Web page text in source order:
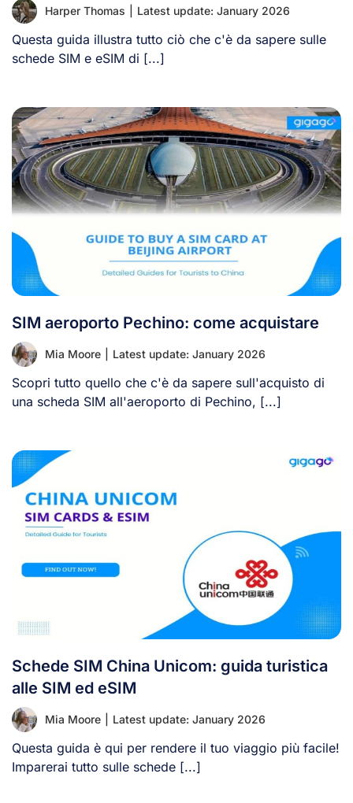
Harper Thomas Latest update: January 2026
Questa guida illustra tutto ciò che c'è da sapere sulle
schede SIM e eSIM di [...]
SIM aeroporto Pechino: come acquistare
Mia Moore Latest update: January 2026
Scopri tutto quello che c'è da sapere sull'acquisto di
una scheda SIM all'aeroporto di Pechino, [...]
Schede SIM China Unicom: guida turistica
alle SIM ed eSIM
Mia Moore Latest update: January 2026
Questa guida è qui per rendere il tuo viaggio più facile!
Imparerai tutto sulle schede [...]